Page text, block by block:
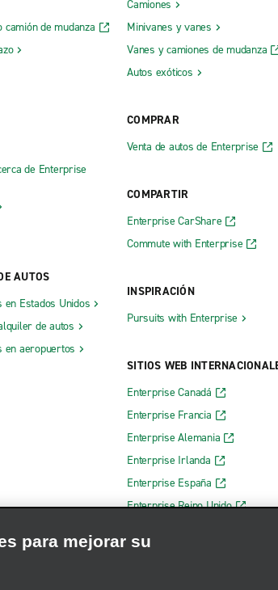
de mudanza
de Enterprise
AUTOS
en Estados Unidos
de autos
en aeropuertos
Camiones
Minivanes y vanes
Vanes y camiones de mudanza
Autos exóticos
COMPRAR
Venta de autos de Enterprise
COMPARTIR
Enterprise CarShare
Commute with Enterprise
INSPIRACIÓN
Pursuits with Enterprise
SITIOS WEB
Enterprise Canadá
Enterprise Francia
Enterprise Alemania
Enterprise Irlanda
Enterprise España
Enterprise Reino Unido
para mejorar su